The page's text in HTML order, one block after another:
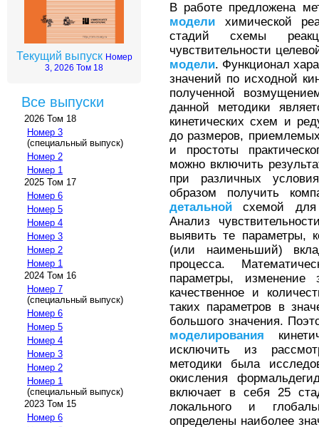
Текущий выпуск Номер
3, 2026 Том 18
Все выпуски
2026 Том 18
Номер 3
(специальный выпуск)
Номер 2
Номер 1
2025 Том 17
Номер 6
Номер 5
Номер 4
Номер 3
Номер 2
Номер 1
2024 Том 16
Номер 7
(специальный выпуск)
Номер 6
Номер 5
Номер 4
Номер 3
Номер 2
Номер 1
(специальный выпуск)
2023 Том 15
Номер 6
В работе предложена
модели химической
стадий схемы
чувствительности
модели. Функционал
значений по исходной
полученной
данной методики
кинетических схем и
до размеров,
и простоты
можно включить
при различных
образом получить
детальной схемой для
Анализ
выявить те параметры,
(или наименьший)
процесса.
параметры,
качественное и
таких параметров в
большого значения.
моделирования
исключить из
методики была
окисления
включает в себя 25
локального и
определены наиболее